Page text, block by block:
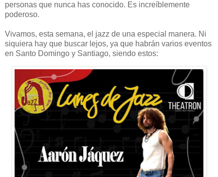
personas que nunca has conocido. Es increíblemente
poderoso.
Vivamos, esta semana, el jazz de una especial manera. Ni
siquiera hay que buscar lejos, ya que habrán varios eventos
en Santo Domingo y Santiago, siendo estos: